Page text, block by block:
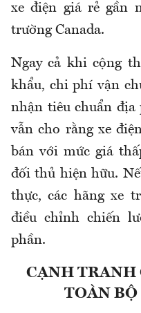
xe điện giá rẻ gần
trường Canada.
Ngay cả khi cộng
khẩu, chi phí vận
nhận tiêu chuẩn địa
vẫn cho rằng xe
bán với mức giá
đối thủ hiện hữu.
thực, các hãng xe
điều chỉnh chiến
phần.
CẠNH TRANH
TOÀN